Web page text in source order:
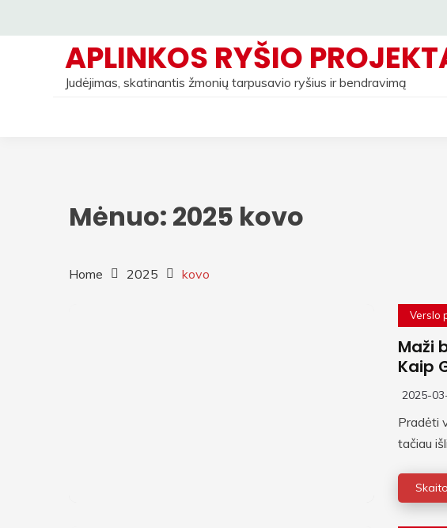
APLINKOS RYŠIO
Judėjimas, skatinantis žmonių tarpusavio ryšius ir bendravimą
Mėnuo: 2025 kovo
Home 2025 kovo
Verslo
Maži
Kaip
2025-
Pradėti
tačiau